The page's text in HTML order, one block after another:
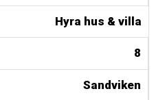
Hyra hus & villa
8
Sandviken